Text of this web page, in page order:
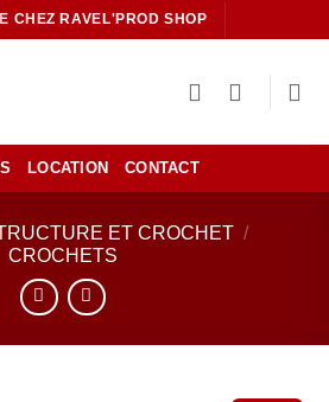
CHEZ RAVEL'PROD SHOP
LOCATION CONTACT
ET CROCHET /
CROCHETS